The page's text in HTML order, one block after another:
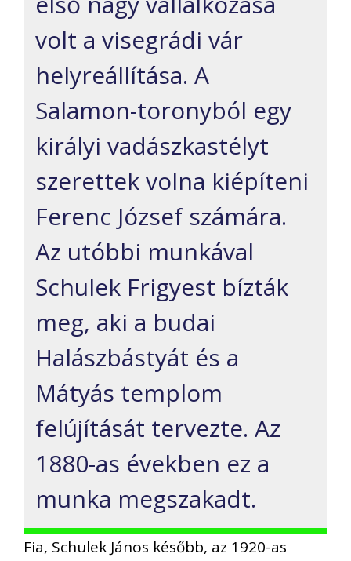
volt a visegrádi vár
helyreállítása. A
Salamon-toronyból egy
királyi vadászkastélyt
szerettek volna kiépíteni
Ferenc József számára.
Az utóbbi munkával
Schulek Frigyest bízták
meg, aki a budai
Halászbástyát és a
Mátyás templom
felújítását tervezte. Az
1880-as években ez a
munka megszakadt.
Fia, Schulek János később, az 1920-as